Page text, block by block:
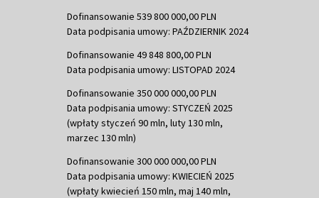
Dofinansowanie 539 800 000,00 PLN
Data podpisania umowy: PAŹDZIERNIK 2024
Dofinansowanie 49 848 800,00 PLN
Data podpisania umowy: LISTOPAD 2024
Dofinansowanie 350 000 000,00 PLN
Data podpisania umowy: STYCZEŃ 2025
(wpłaty styczeń 90 mln, luty 130 mln,
marzec 130 mln)
Dofinansowanie 300 000 000,00 PLN
Data podpisania umowy: KWIECIEŃ 2025
(wpłaty kwiecień 150 mln, maj 140 mln,